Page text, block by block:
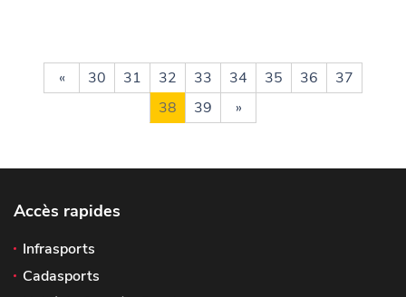
« 30 31 32 33 34 35 36
37
38
39 »
Accès rapides
Infrasports
Cadasports